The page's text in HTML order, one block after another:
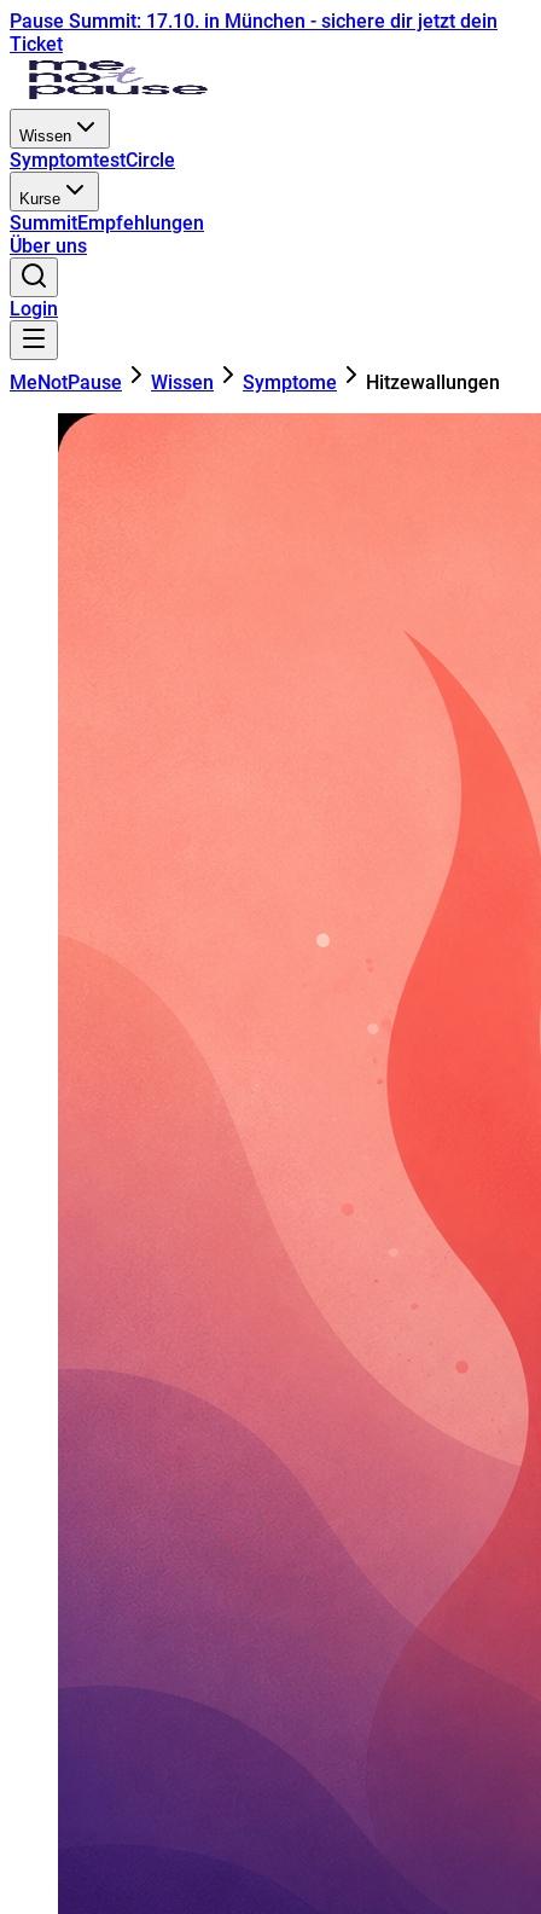
Pause Summit: 17.10. in München - sichere dir jetzt dein
Ticket
Wissen
SymptomtestCircle
Kurse
SummitEmpfehlungen
Über uns
Login
MeNotPause Wissen Symptome Hitzewallungen